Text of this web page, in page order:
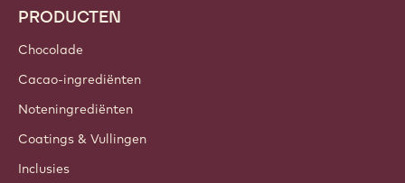
PRODUCTEN
Chocolade
Cacao-ingrediënten
Noteningrediënten
Coatings & Vullingen
Inclusies